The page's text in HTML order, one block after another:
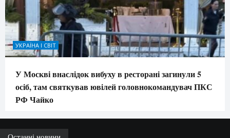
УКРАЇНА І СВІТ
У Москві внаслідок вибуху в ресторані загинули 5
осіб, там святкував ювілей головнокомандувач ПКС
РФ Чайко